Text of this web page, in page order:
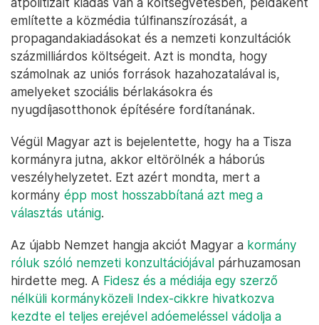
említette a közmédia túlfinanszírozását, a
propagandakiadásokat és a nemzeti konzultációk
százmilliárdos költségeit. Azt is mondta, hogy
számolnak az uniós források hazahozatalával is,
amelyeket szociális bérlakásokra és
nyugdíjasotthonok építésére fordítanának.
Végül Magyar azt is bejelentette, hogy ha a Tisza
kormányra jutna, akkor eltörölnék a háborús
veszélyhelyzetet. Ezt azért mondta, mert a
kormány épp most hosszabbítaná azt meg a
választás utánig.
Az újabb Nemzet hangja akciót Magyar a kormány
róluk szóló nemzeti konzultációjával párhuzamosan
hirdette meg. A Fidesz és a médiája egy szerző
nélküli kormányközeli Index-cikkre hivatkozva
kezdte el teljes erejével adóemeléssel vádolja a